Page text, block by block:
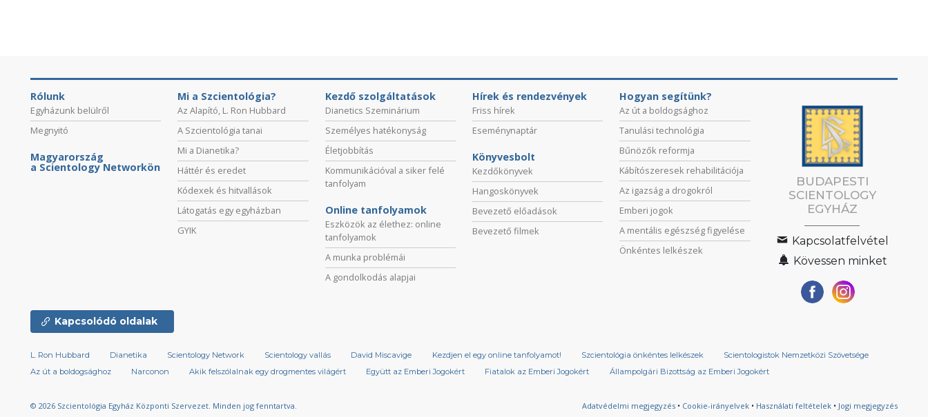
Rólunk
Egyházunk belülről
Megnyitó
Magyarország
a Scientology Networkön
Mi a Szcientológia?
Az Alapító, L. Ron Hubbard
A Szcientológia tanai
Mi a Dianetika?
Háttér és eredet
Kódexek és hitvallások
Látogatás egy egyházban
GYIK
Kezdő szolgáltatások
Dianetics Szeminárium
Személyes hatékonyság
Életjobbítás
Kommunikációval a siker felé
tanfolyam
Online tanfolyamok
Eszközök az élethez: online
tanfolyamok
A munka problémái
A gondolkodás alapjai
Hírek és rendezvények
Friss hírek
Eseménynaptár
Könyvesbolt
Kezdőkönyvek
Hangoskönyvek
Bevezető előadások
Bevezető filmek
Hogyan segítünk?
Az út a boldogsághoz
Tanulási technológia
Bűnözők reformja
Kábítószeresek rehabilitációja
Az igazság a drogokról
Emberi jogok
A mentális egészség figyelése
Önkéntes lelkészek
BUDAPESTI
SCIENTOLOGY
EGYHÁZ
Kapcsolatfelvétel
Kövessen minket
Kapcsolódó oldalak
L. Ron Hubbard Dianetika Scientology Network Scientology vallás David Miscavige Kezdjen el egy online tanfolyamot! Szcientológia önkéntes lelkészek
Scientologistok Nemzetközi Szövetsége
Az út a boldogsághoz
Narconon Akik felszólalnak egy drogmentes világért Együtt az Emberi Jogokért Fiatalok az Emberi Jogokért Állampolgári Bizottság az Emberi Jogokért
© 2026 Szcientológia Egyház Központi Szervezet. Minden jog fenntartva. Adatvédelmi megjegyzés • Cookie-irányelvek • Használati feltételek • Jogi megjegyzés